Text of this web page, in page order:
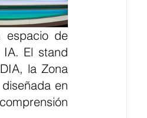
El stand
la Zona
en